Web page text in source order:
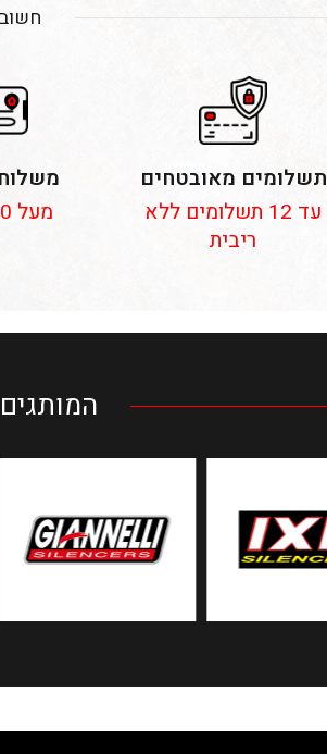
תשלומים מאובטחים
עד 12 תשלומים ללא
ריבית
מעל 250 ש״ח